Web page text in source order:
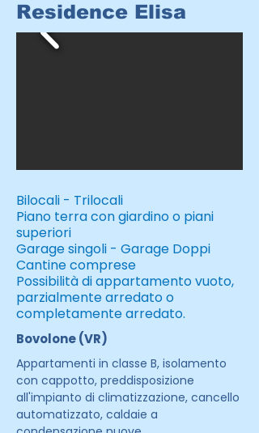
Residence Elisa
Bilocali - Trilocali
Piano terra con giardino o piani
superiori
Garage singoli - Garage Doppi
Cantine comprese
Possibilità di appartamento vuoto,
parzialmente arredato o
completamente arredato.
Bovolone (VR)
Appartamenti in classe B, isolamento
con cappotto, preddisposizione
all'impianto di climatizzazione, cancello
automatizzato, caldaie a